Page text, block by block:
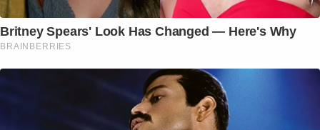
Britney Spears' Look Has Changed — Here's Why
BRAINBERRIES